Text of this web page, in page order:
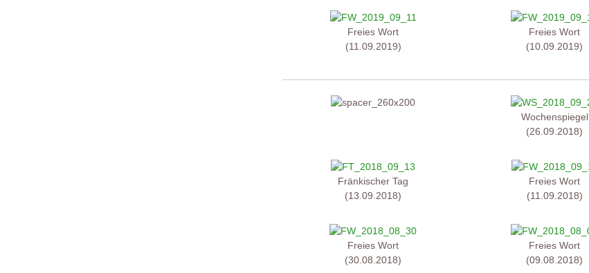
Freies Wort
(11.09.2019)
Freies Wort
(10.09.2019)
Wochenspiegel
(26.09.2018)
Fränkischer Tag
(13.09.2018)
Freies Wort
(11.09.2018)
Freies Wort
(30.08.2018)
Freies Wort
(09.08.2018)